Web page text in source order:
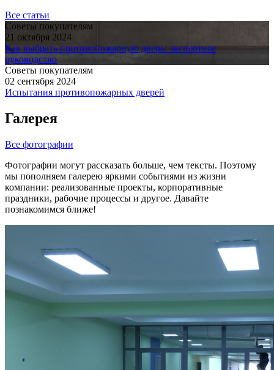
Все статьи
Советы покупателям
21 октября 2024
Как выбрать противопожарную дверь: экспертное
руководство
Советы покупателям
02 сентября 2024
Испытания противопожарных дверей
Галерея
Все фотографии
Фотографии могут рассказать больше, чем тексты. Поэтому
мы пополняем галерею яркими событиями из жизни
компании: реализованные проекты, корпоративные
праздники, рабочие процессы и другое. Давайте
познакомимся ближе!